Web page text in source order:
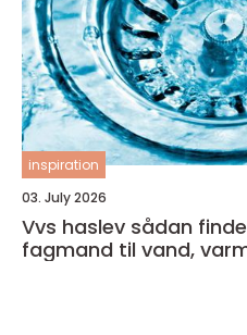
inspiration
03. July 2026
Vvs haslev sådan finder du den rette
fagmand til vand,